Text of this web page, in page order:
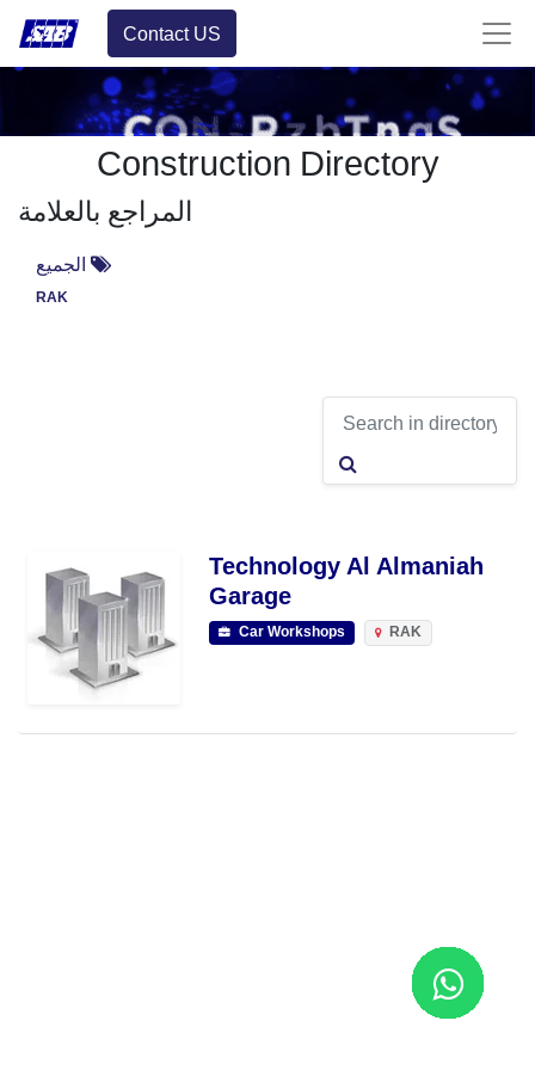
Contact US
Construction Directory
المراجع بالعلامة
الجميع
RAK
Technology Al Almaniah
Garage
Car Workshops RAK